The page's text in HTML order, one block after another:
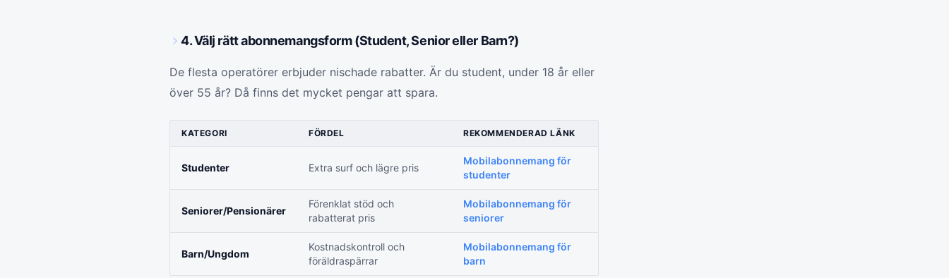
4. Välj rätt abonnemangsform (Student, Senior eller Barn?)
De flesta operatörer erbjuder nischade rabatter. Är du student, under 18 år eller
över 55 år? Då finns det mycket pengar att spara.
KATEGORI FÖRDEL REKOMMENDERAD LÄNK
Studenter Extra surf och lägre pris
Mobilabonnemang för
studenter
Seniorer/Pensionärer
Förenklat stöd och
rabatterat pris
Mobilabonnemang för
seniorer
Barn/Ungdom
Kostnadskontroll och
föräldraspärrar
Mobilabonnemang för
barn